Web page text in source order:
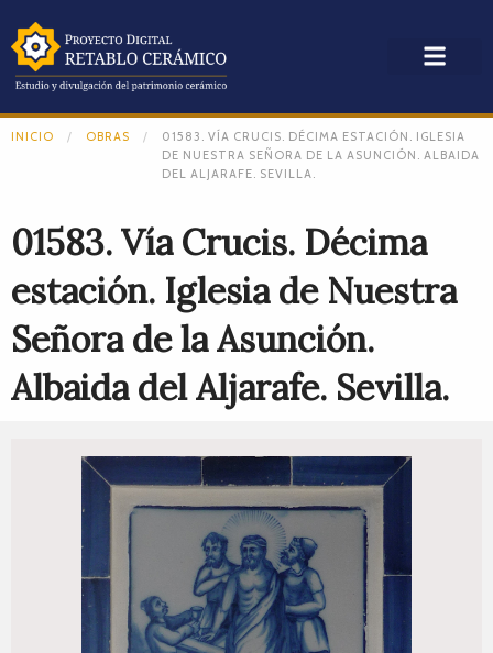
INICIO OBRAS
01583. VÍA CRUCIS. DÉCIMA ESTACIÓN. IGLESIA
DE NUESTRA SEÑORA DE LA ASUNCIÓN. ALBAIDA
DEL ALJARAFE. SEVILLA.
01583. Vía Crucis. Décima
estación. Iglesia de Nuestra
Señora de la Asunción.
Albaida del Aljarafe. Sevilla.